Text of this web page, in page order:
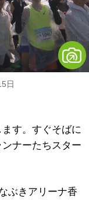
日
す。すぐそばに
ナーたちスター
ぶきアリーナ香